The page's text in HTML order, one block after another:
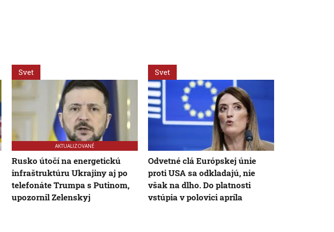
Svet
AKTUALIZOVANÉ
Rusko útočí na energetickú
infraštruktúru Ukrajiny aj po
telefonáte Trumpa s Putinom,
upozornil Zelenskyj
Svet
Odvetné clá Európskej únie
proti USA sa odkladajú, nie
však na dlho. Do platnosti
vstúpia v polovici apríla